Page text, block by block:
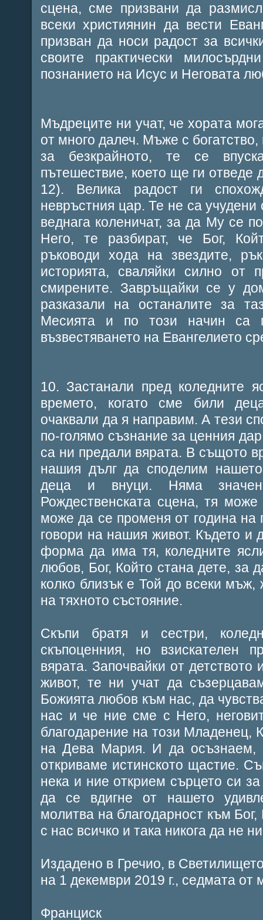
сцена, сме призвани да
всеки християнин да вести
призван да носи радост за
своите практически
познанието на Исус и Неговата
Мъдреците ни учат, че хората
от много далеч. Мъже с
за безкрайното, те се
пътешествие, което ще ги
12). Велика радост ги
невръстния цар. Те не са учудени
веднага коленичат, за да Му се
Него, те разбират, че Бог,
ръководи хода на звездите,
историята, сваляйки силно от
смирените. Завръщайки се у
разказали на останалите за
Месията и по този начин са
възвестяването на Евангелието
10. Застанали пред коледните
времето, когато сме били
очаквали да я направим. А тези
по-голямо съзнание за ценния
са ни предали вярата. В същото
нашия дълг да споделим
деца и внуци. Няма
Рождественската сцена, тя
може да се променя от година
говори на нашия живот. Където и
форма да има тя, коледните
любов, Бог, Който стана дете, за
колко близък е Той до всеки мъж,
на тяхното състояние.
Скъпи братя и сестри,
скъпоценния, но взискателен
вярата. Започвайки от
живот, те ни учат да
Божията любов към нас, да
нас и че ние сме с Него,
благодарение на този Младенец,
на Дева Мария. И да осъзнаем,
откриваме истинското щастие.
нека и ние открием сърцето си за
да се вдигне от нашето
молитва на благодарност към
с нас всичко и така никога да не
Издадено в Гречио, в
на 1 декември 2019 г., седмата от
Франциск